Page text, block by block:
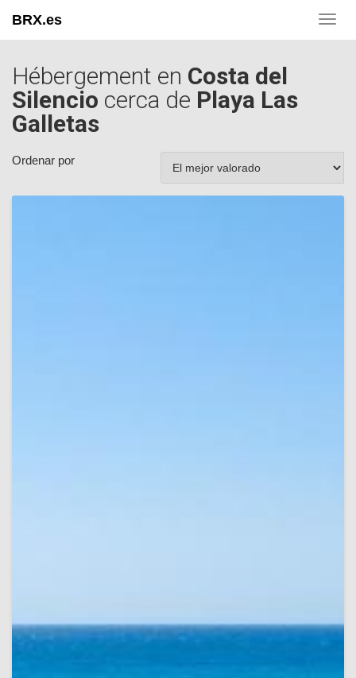
BRX.es
Hébergement en Costa del
Silencio cerca de Playa Las
Galletas
Ordenar por